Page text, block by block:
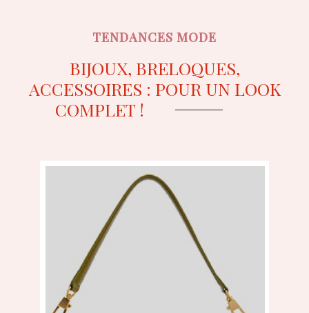
TENDANCES MODE
BIJOUX, BRELOQUES,
ACCESSOIRES : POUR UN LOOK
COMPLET !